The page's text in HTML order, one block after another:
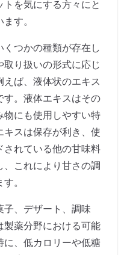
を気にする方々にと
す。
つかの種類が存在し
り扱いの形式に応じ
ば、液体状のエキス
。液体エキスはその
物にも使用しやすい特
スは保存が利き、使
されている他の甘味料
これにより甘さの調
。
子、デザート、調味
薬分野における可能
、低カロリーや低糖